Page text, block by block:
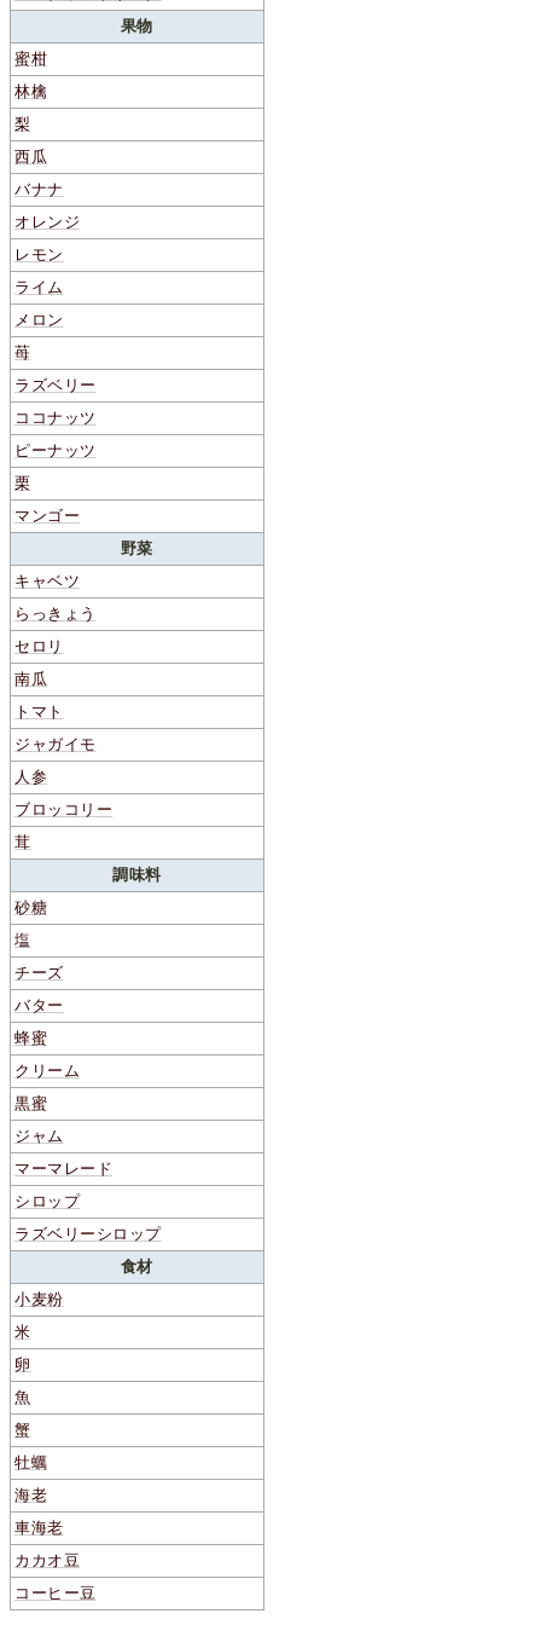
果物
蜜柑
林檎
梨
西瓜
バナナ
オレンジ
レモン
ライム
メロン
苺
ラズベリー
ココナッツ
ピーナッツ
栗
マンゴー
野菜
キャベツ
らっきょう
セロリ
南瓜
トマト
ジャガイモ
人参
ブロッコリー
茸
調味料
砂糖
塩
チーズ
バター
蜂蜜
クリーム
黒蜜
ジャム
マーマレード
シロップ
ラズベリーシロップ
食材
小麦粉
米
卵
魚
蟹
牡蠣
海老
車海老
カカオ豆
コーヒー豆